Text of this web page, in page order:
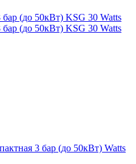
бар (до 50кВт) KSG 30 Watts
бар (до 50кВт) KSG 30 Watts
3 бар (до 50кВт) Watts